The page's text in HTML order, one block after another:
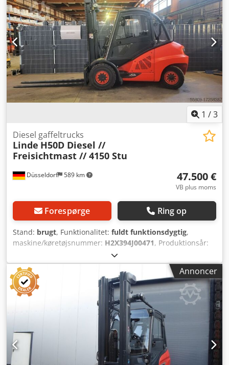
1 /3
Düsseldorf 589 km
Diesel gaffeltrucks
Linde H50D Diesel //
Freisichtmast // 4150 Stu
47.500 €
VB plus moms
Forespørge Ring op
Stand: brugt, Funktionalitet: fuldt funktionsdygtig,
maskine/køretøjsnummer: H2X394J00471, Produktionsår:
, løftekapacitet:
løftehøjde:3.700 mm, fri løftehøjde:1.500 mm,
brændstoftype:
, mastetype:simplex
, bygningshøjde:
2.870 mm
Diesel, Diesel gaffeltruck
Chassisnummer: H2X394J00471 Masttype: Standard Stand:
Klar til brug og fuldt funktionsdygtig Teknisk stand: god
Fordæk type: Superelastisk Bagdæk type: Superelastisk
Beskrivelse: Linde H50D-02/600 Nr.: R0471 Årgang: 2018
Driftstimer: 4152 Maskinen fremstår optisk i en normal og
teknisk i en god stand. Hurtig og problemfri transport kan
arrangeres efter aftale! Denne annonce tjener
Annoncer